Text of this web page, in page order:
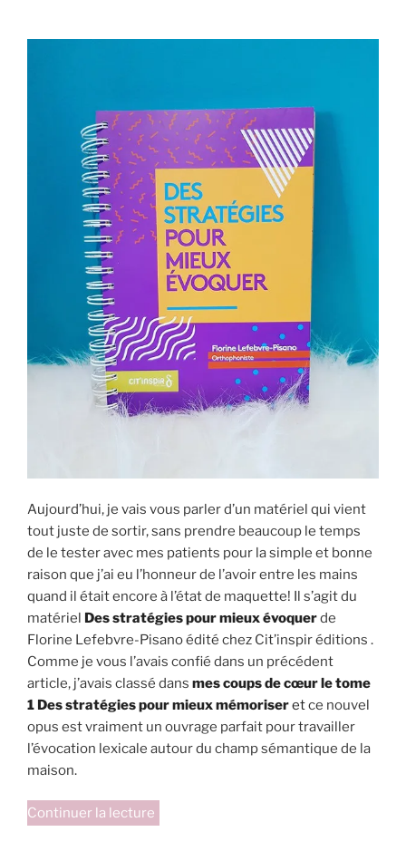
Aujourd’hui, je vais vous parler d’un matériel qui vient
tout juste de sortir, sans prendre beaucoup le temps
de le tester avec mes patients pour la simple et bonne
raison que j’ai eu l’honneur de l’avoir entre les mains
quand il était encore à l’état de maquette! Il s’agit du
matériel Des stratégies pour mieux évoquerde
Florine Lefebvre-Pisano édité chez Cit’inspir éditions .
Comme je vous l’avais confié dans un précédent
article, j’avais classé dans mes coups de cœur le tome
1 Des stratégies pour mieux mémoriseretce nouvel
opus est vraiment un ouvrage parfait pour travailler
l’évocation lexicale autour du champ sémantique de la
maison.
Continuer la lecture